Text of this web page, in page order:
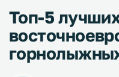
Топ-5